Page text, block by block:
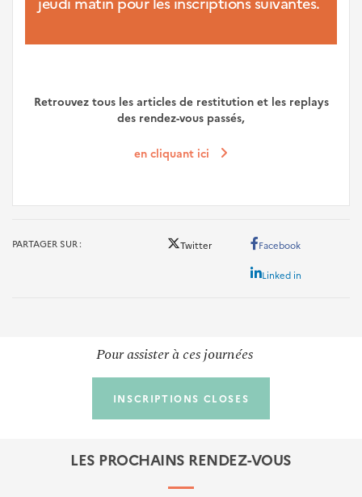
Retrouvez tous les articles de restitution et les replays
des rendez-vous passés,
en cliquant ici
PARTAGER SUR Twitter Facebook
Linked in
Pour assister à ces journées
INSCRIPTIONS CLOSES
LES PROCHAINS RENDEZ-VOUS